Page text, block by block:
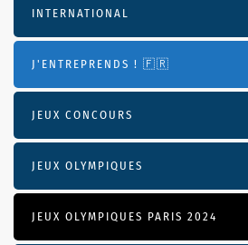
INTERNATIONAL
J'ENTREPRENDS ! 🇫🇷
JEUX CONCOURS
JEUX OLYMPIQUES
JEUX OLYMPIQUES PARIS 2024